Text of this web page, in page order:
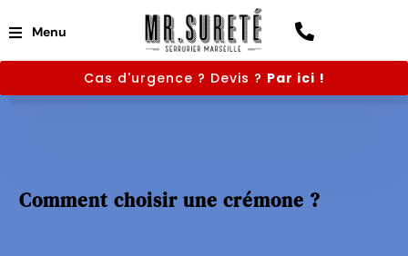
Menu
Cas d'urgence ? Devis ? Par ici !
Comment choisir une crémone ?